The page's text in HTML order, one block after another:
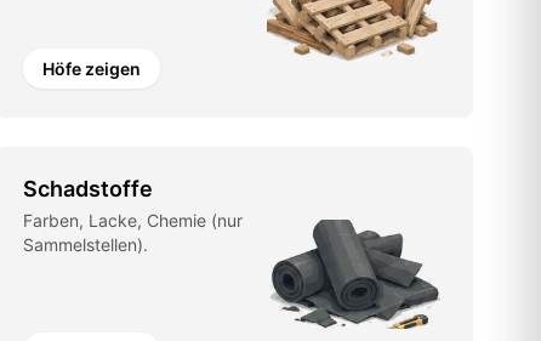
Höfe zeigen
Schadstoffe
Farben, Lacke, Chemie (nur
Sammelstellen).